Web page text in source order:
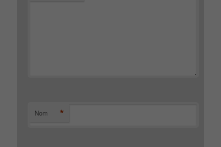
Nom *